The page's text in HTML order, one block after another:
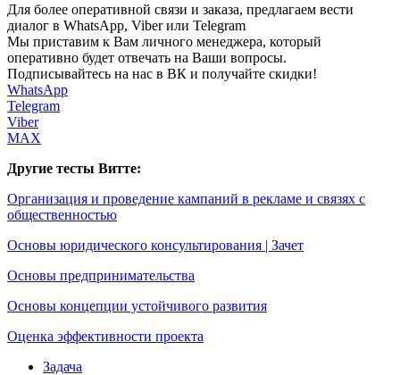
Для более оперативной связи и заказа, предлагаем вести
диалог в WhatsApp, Viber или Telegram
Мы приставим к Вам личного менеджера, который
оперативно будет отвечать на Ваши вопросы.
Подписывайтесь на нас в ВК и получайте скидки!
WhatsApp
Telegram
Viber
MAX
Другие тесты Витте:
Организация и проведение кампаний в рекламе и связях с
общественностью
Основы юридического консультирования | Зачет
Основы предпринимательства
Основы концепции устойчивого развития
Оценка эффективности проекта
Задача